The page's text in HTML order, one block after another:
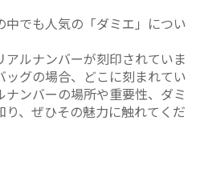
でも人気の「ダミエ」につい
ルナンバーが刻印されていま
グの場合、どこに刻まれてい
ンバーの場所や重要性、ダミ
、ぜひその魅力に触れてくだ